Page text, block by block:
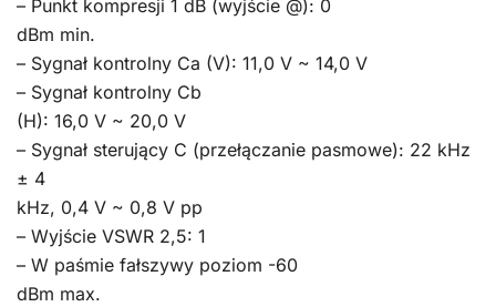
– Punkt kompresji 1 dB (wyjście @): 0
dBm min.
– Sygnał kontrolny Ca (V): 11,0 V ~ 14,0 V
– Sygnał kontrolny Cb
(H): 16,0 V ~ 20,0 V
– Sygnał sterujący C (przełączanie pasmowe): 22 kHz
± 4
kHz, 0,4 V ~ 0,8 V pp
– Wyjście VSWR 2,5: 1
– W paśmie fałszywy poziom -60
dBm max.